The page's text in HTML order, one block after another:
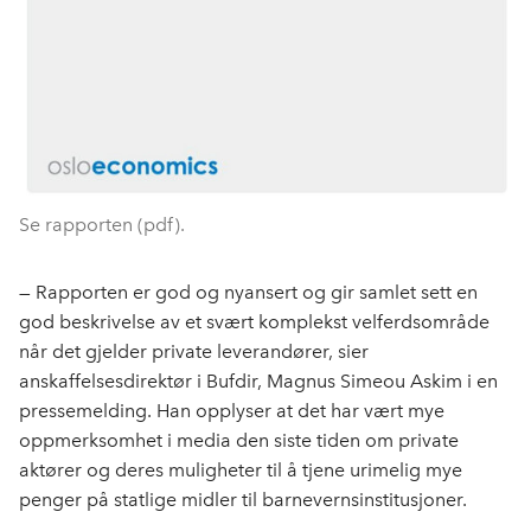
Se rapporten (pdf).
— Rapporten er god og nyansert og gir samlet sett en
god beskrivelse av et svært komplekst velferdsområde
når det gjelder private leverandører, sier
anskaffelsesdirektør i Bufdir, Magnus Simeou Askim i en
pressemelding. Han opplyser at det har vært mye
oppmerksomhet i media den siste tiden om private
aktører og deres muligheter til å tjene urimelig mye
penger på statlige midler til barnevernsinstitusjoner.